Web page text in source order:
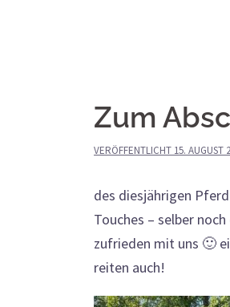
Zum
VERÖFFENTLICHT 15. AUGUST
des diesjährigen
Touches – selber
zufrieden mit uns 🙂
reiten auch!